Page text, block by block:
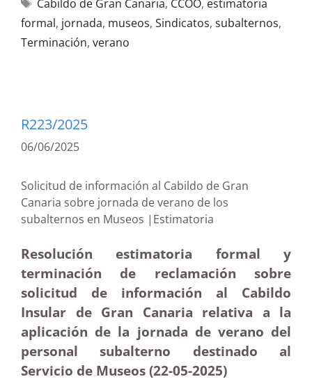
Cabildo de Gran Canaria, CCOO, estimatoria
formal, jornada, museos, Sindicatos, subalternos,
Terminación, verano
R223/2025
06/06/2025
Solicitud de información al Cabildo de Gran
Canaria sobre jornada de verano de los
subalternos en Museos |Estimatoria
Resolución estimatoria formal y
terminación de reclamación sobre
solicitud de información al Cabildo
Insular de Gran Canaria relativa a la
aplicación de la jornada de verano del
personal subalterno destinado al
Servicio de Museos (22-05-2025)